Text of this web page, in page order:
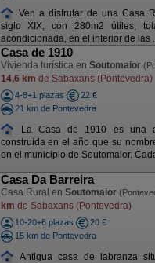
Ven a disfrutar de una Casa
siglo XIX, con 280m2 útiles,
acondicionada, en el interior de las
Casa de 1910
Vivienda turística en Soutomaior
14,6 km de Sabaxans (Pontevedra)
4-8+1 plazas
22 €
21 km de Pontevedra
La Casa de 1910 es una
construida en el año que su
en el municipio de Soutomaior.
Casa Da Barreira
Casa Rural en Soutomaior
km de Sabaxans (Pontevedra)
10-20+6 plazas
20 €
15 km de Pontevedra
Antigua casa de labranza